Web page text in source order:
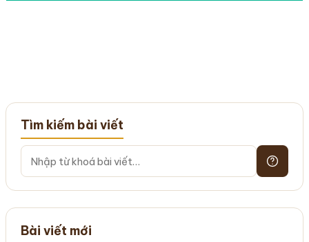
Tìm kiếm bài viết
Bài viết mới